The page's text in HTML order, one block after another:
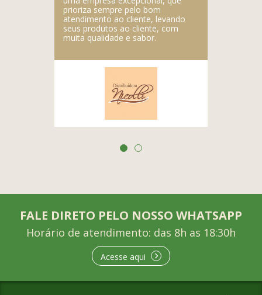
prioriza sempre pelo bom
atendimento ao cliente, levando
seus produtos ao cliente, com
muita qualidade e sabor.
FALE DIRETO PELO NOSSO WHATSAPP
Horário de atendimento: das 8h as 18:30h
Acesse aqui